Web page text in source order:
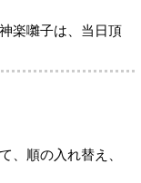
楽囃子は、当日頂
、順の入れ替え、